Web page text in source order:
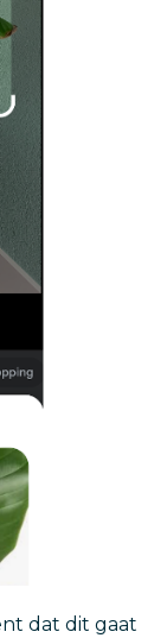
dat dit gaat